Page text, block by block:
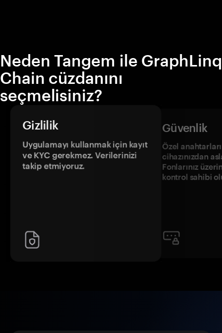
Neden Tangem ile GraphLinq
Chain cüzdanını
seçmelisiniz?
Gizlilik
Uygulamayı kullanmak için kayıt
ve KYC gerekmez. Verilerinizi
takip etmiyoruz.
Güvenlik
Özel
cihazınızdan
Fonlarınız
kontrol sahibi